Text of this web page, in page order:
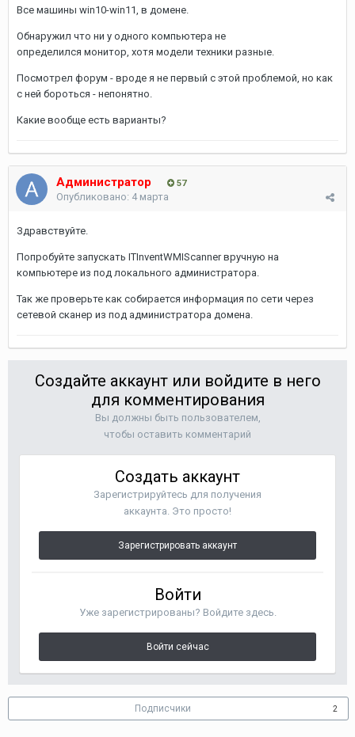
Все машины win10-win11, в домене.
Обнаружил что ни у одного компьютера не
определился монитор, хотя модели техники разные.
Посмотрел форум - вроде я не первый с этой проблемой, но как
с ней бороться - непонятно.
Какие вообще есть варианты?
Администратор 57
Опубликовано: 4 марта
Здравствуйте.
Попробуйте запускать ITInventWMIScanner вручную на
компьютере из под локального администратора.
Так же проверьте как собирается информация по сети через
сетевой сканер из под администратора домена.
Создайте аккаунт или войдите в него
для комментирования
Вы должны быть пользователем,
чтобы оставить комментарий
Создать аккаунт
Зарегистрируйтесь для получения
аккаунта. Это просто!
Зарегистрировать аккаунт
Войти
Уже зарегистрированы? Войдите здесь.
Войти сейчас
Подписчики 2